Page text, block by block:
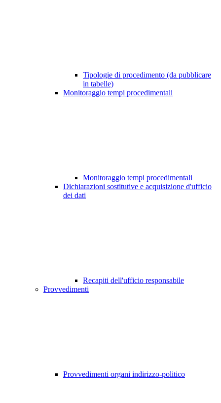
Tipologie di procedimento (da pubblicare
in tabelle)
Monitoraggio tempi procedimentali
Monitoraggio tempi procedimentali
Dichiarazioni sostitutive e acquisizione d'ufficio
dei dati
Recapiti dell'ufficio responsabile
Provvedimenti
Provvedimenti organi indirizzo-politico